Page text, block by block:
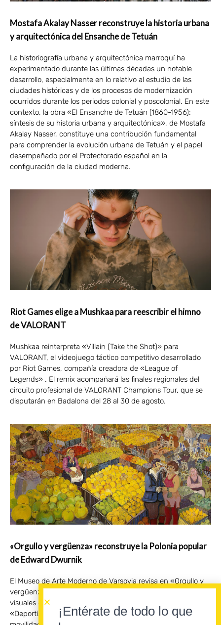
Mostafa Akalay Nasser reconstruye la historia urbana
y arquitectónica del Ensanche de Tetuán
La historiografía urbana y arquitectónica marroquí ha
experimentado durante las últimas décadas un notable
desarrollo, especialmente en lo relativo al estudio de las
ciudades históricas y de los procesos de modernización
ocurridos durante los periodos colonial y poscolonial. En este
contexto, la obra «El Ensanche de Tetuán (1860-1956):
síntesis de su historia urbana y arquitectónica», de Mostafa
Akalay Nasser, constituye una contribución fundamental
para comprender la evolución urbana de Tetuán y el papel
desempeñado por el Protectorado español en la
configuración de la ciudad moderna.
Riot Games elige a Mushkaa para reescribir el himno
de VALORANT
Mushkaa reinterpreta «Villain (Take the Shot)» para
VALORANT, el videojuego táctico competitivo desarrollado
por Riot Games, compañía creadora de «League of
Legends» . El remix acompañará las finales regionales del
circuito profesional de VALORANT Champions Tour, que se
disputarán en Badalona del 28 al 30 de agosto.
«Orgullo y vergüenza» reconstruye la Polonia popular
de Edward Dwurnik
El Museo de Arte Moderno de Varsovia revisa en «Orgullo y
vergüenza» la producción de uno de los grandes cronistas
visuales de Europa Central. A través de los ciclos
«Deportistas» y «Trabajadores», la exposición examina la
¡Entérate de todo lo que